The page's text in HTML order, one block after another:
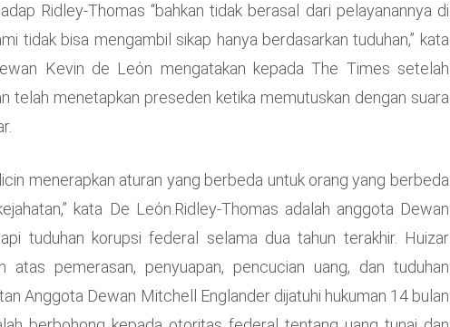
Ridley-Thomas “bahkan tidak berasal dari pelayanannya di
tidak bisa mengambil sikap hanya berdasarkan tuduhan,” kata
Kevin de Leόn mengatakan kepada The Times setelah
telah menetapkan preseden ketika memutuskan dengan suara
menerapkan aturan yang berbeda untuk orang yang berbeda
kata De Leόn.Ridley-Thomas adalah anggota Dewan
tuduhan korupsi federal selama dua tahun terakhir. Huizar
atas pemerasan, penyuapan, pencucian uang, dan tuduhan
Anggota Dewan Mitchell Englander dijatuhi hukuman 14 bulan